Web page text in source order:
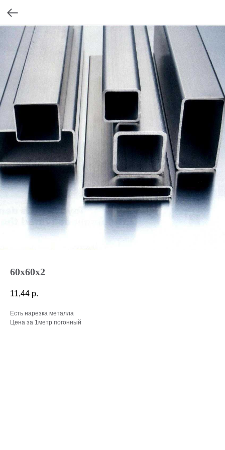
60х60х2
11,44 р.
Есть нарезка металла
Цена за 1метр погонный